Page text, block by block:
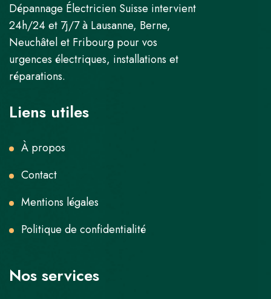
Dépannage Électricien Suisse intervient
24h/24 et 7j/7 à Lausanne, Berne,
Neuchâtel et Fribourg pour vos
urgences électriques, installations et
réparations.
Liens utiles
À propos
Contact
Mentions légales
Politique de confidentialité
Nos services